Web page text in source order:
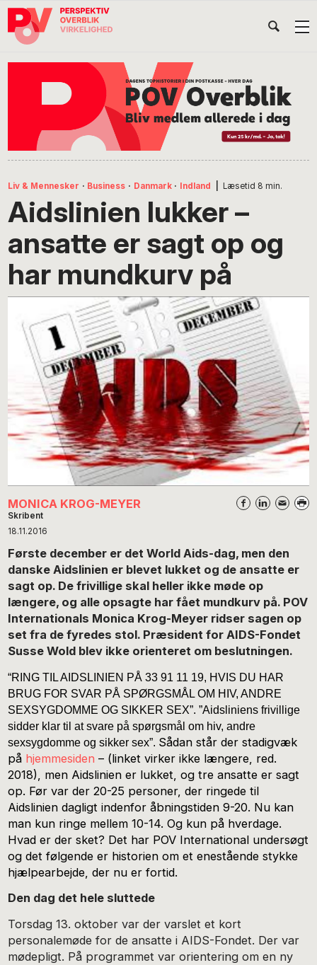
Gå
direkte
Skip
indhold
Gå
direkte
Liv & Mennesker · Business · Danmark · Indland Læsetid 8 min.
Aidslinien lukker –
ansatte er sagt op og
har mundkurv på
MONICA KROG-MEYER
Skribent
18.11.2016
Første december er det World Aids-dag, men den
danske Aidslinien er blevet lukket og de ansatte er
sagt op. De frivillige skal heller ikke møde op
længere, og alle opsagte har fået mundkurv på. POV
Internationals Monica Krog-Meyer ridser sagen op
set fra de fyredes stol. Præsident for AIDS-Fondet
Susse Wold blev ikke orienteret om beslutningen.
“RING TIL AIDSLINIEN PÅ 33 91 11 19, HVIS DU HAR
BRUG FOR SVAR PÅ SPØRGSMÅL OM HIV, ANDRE
SEXSYGDOMME OG SIKKER SEX”. ”Aidsliniens frivillige
sidder klar til at svare på spørgsmål om hiv, andre
sexsygdomme og sikker sex”. Sådan står der stadigvæk
på hjemmesiden – (linket virker ikke længere, red.
2018), men Aidslinien er lukket, og tre ansatte er sagt
op. Før var der 20-25 personer, der ringede til
Aidslinien dagligt indenfor åbningstiden 9-20. Nu kan
man kun ringe mellem 10-14. Og kun på hverdage.
Hvad er der sket? Det har POV International undersøgt
og det følgende er historien om et enestående stykke
hjælpearbejde, der nu er fortid.
Den dag det hele sluttede
Torsdag 13. oktober var der varslet et kort
personalemøde for de ansatte i AIDS-Fondet. Der var
mødepligt. På programmet var orientering om en ny